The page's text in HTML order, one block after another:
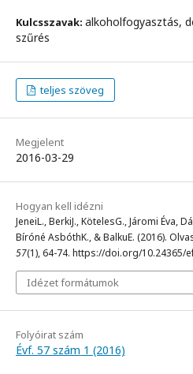
Kulcsszavak: alkoholfogyasztás,
szűrés
teljes szöveg
Megjelent
2016-03-29
Hogyan kell idézni
JeneiL., BerkiJ., KötelesG., Járomi Éva,
Bíróné AsbóthK., & BalkuE. (2016).
57(1), 64-74. https://doi.org/10.24365/
Idézet formátumok
Folyóirat szám
Évf. 57 szám 1 (2016)